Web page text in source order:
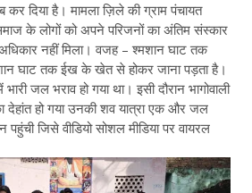
कर दिया है। मामला ज़िले की ग्राम पंचायत
के लोगों को अपने परिजनों का अंतिम संस्कार
नहीं मिला। वजह – श्मशान घाट तक
घाट तक ईख के खेत से होकर जाना पड़ता है।
जल भराव हो गया था। इसी दौरान भागोवाली
देहांत हो गया उनकी शव यात्रा एक और जल
जिसे वीडियो सोशल मीडिया पर वायरल